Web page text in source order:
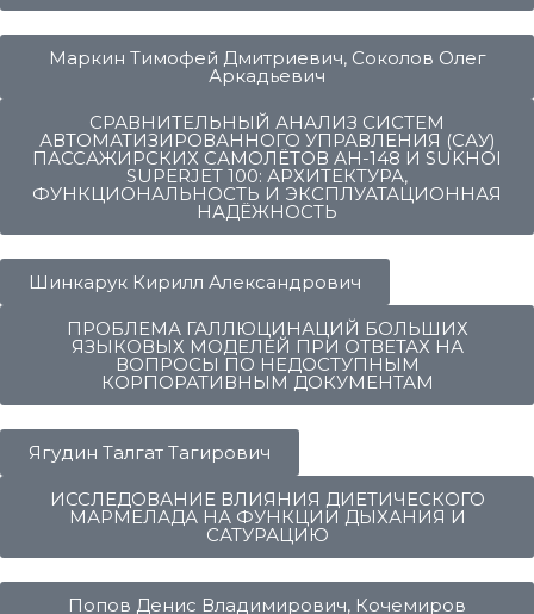
Маркин Тимофей Дмитриевич, Соколов Олег
Аркадьевич
СРАВНИТЕЛЬНЫЙ АНАЛИЗ СИСТЕМ
АВТОМАТИЗИРОВАННОГО УПРАВЛЕНИЯ (САУ)
ПАССАЖИРСКИХ САМОЛЁТОВ АН-148 И SUKHOI
SUPERJET 100: АРХИТЕКТУРА,
ФУНКЦИОНАЛЬНОСТЬ И ЭКСПЛУАТАЦИОННАЯ
НАДЁЖНОСТЬ
Шинкарук Кирилл Александрович
ПРОБЛЕМА ГАЛЛЮЦИНАЦИЙ БОЛЬШИХ
ЯЗЫКОВЫХ МОДЕЛЕЙ ПРИ ОТВЕТАХ НА
ВОПРОСЫ ПО НЕДОСТУПНЫМ
КОРПОРАТИВНЫМ ДОКУМЕНТАМ
Ягудин Талгат Тагирович
ИССЛЕДОВАНИЕ ВЛИЯНИЯ ДИЕТИЧЕСКОГО
МАРМЕЛАДА НА ФУНКЦИИ ДЫХАНИЯ И
САТУРАЦИЮ
Попов Денис Владимирович, Кочемиров